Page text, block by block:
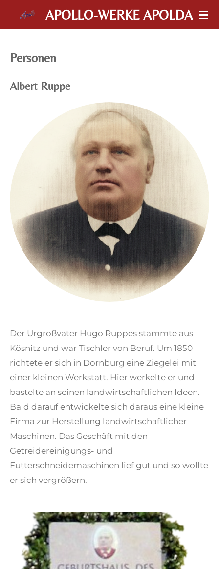
APOLLO-WERKE APOLDA
Personen
Albert Ruppe
Der Urgroßvater Hugo Ruppes stammte aus
Kösnitz und war Tischler von Beruf. Um 1850
richtete er sich in Dornburg eine Ziegelei mit
einer kleinen Werkstatt. Hier werkelte er und
bastelte an seinen landwirtschaftlichen Ideen.
Bald darauf entwickelte sich daraus eine kleine
Firma zur Herstellung landwirtschaftlicher
Maschinen. Das Geschäft mit den
Getreidereinigungs- und
Futterschneidemaschinen lief gut und so wollte
er sich vergrößern.